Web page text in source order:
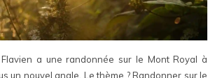
a une randonnée sur le Mont Royal à
un nouvel angle. Le thème ? Randonner sur le